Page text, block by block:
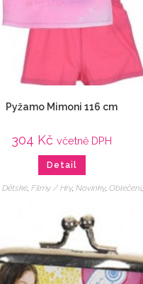
Pyžamo Mimoni 116 cm
304 Kč včetně DPH
Detail
Dětské, Filmy / Hry, Novinky, Oblečení,